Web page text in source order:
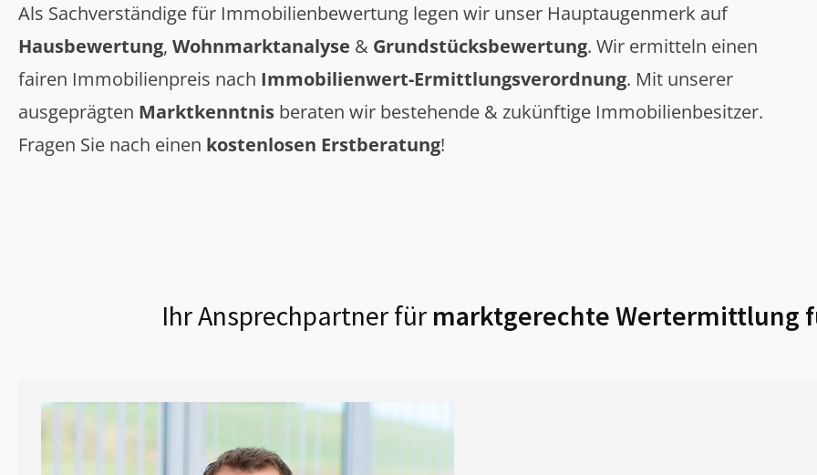
Als Sachverständige für Immobilienbewertung legen wir unser Hauptaugenmerk auf
Hausbewertung, Wohnmarktanalyse & Grundstücksbewertung. Wir ermitteln einen
fairen Immobilienpreis nach Immobilienwert-Ermittlungsverordnung. Mit unserer
ausgeprägten Marktkenntnis beraten wir bestehende & zukünftige Immobilienbesitzer.
Fragen Sie nach einen kostenlosen Erstberatung!
Ihr Ansprechpartner fürmarktgerechte Wertermittlung